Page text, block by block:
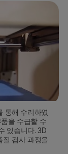
통해 수리하였
을 수급할 수
있습니다. 3D
질 검사 과정을